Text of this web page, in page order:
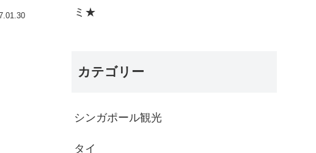
ミ★
カテゴリー
シンガポール観光
タイ